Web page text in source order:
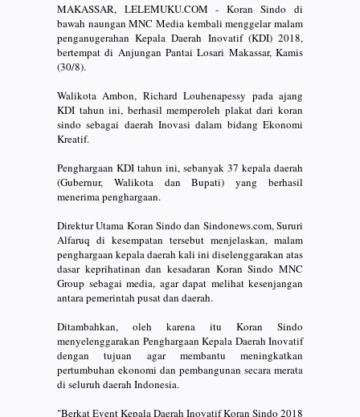
MAKASSAR, LELEMUKU.COM - Koran Sindo di
bawah naungan MNC Media kembali menggelar malam
penganugerahan Kepala Daerah Inovatif (KDI) 2018,
bertempat di Anjungan Pantai Losari Makassar, Kamis
(30/8).
Walikota Ambon, Richard Louhenapessy pada ajang
KDI tahun ini, berhasil memperoleh plakat dari koran
sindo sebagai daerah Inovasi dalam bidang Ekonomi
Kreatif.
Penghargaan KDI tahun ini, sebanyak 37 kepala daerah
(Gubernur, Walikota dan Bupati) yang berhasil
menerima penghargaan.
Direktur Utama Koran Sindo dan Sindonews.com, Sururi
Alfaruq di kesempatan tersebut menjelaskan, malam
penghargaan kepala daerah kali ini diselenggarakan atas
dasar keprihatinan dan kesadaran Koran Sindo MNC
Group sebagai media, agar dapat melihat kesenjangan
antara pemerintah pusat dan daerah.
Ditambahkan, oleh karena itu Koran Sindo
menyelenggarakan Penghargaan Kepala Daerah Inovatif
dengan tujuan agar membantu meningkatkan
pertumbuhan ekonomi dan pembangunan secara merata
di seluruh daerah Indonesia.
"Berkat Event Kepala Daerah Inovatif Koran Sindo 2018